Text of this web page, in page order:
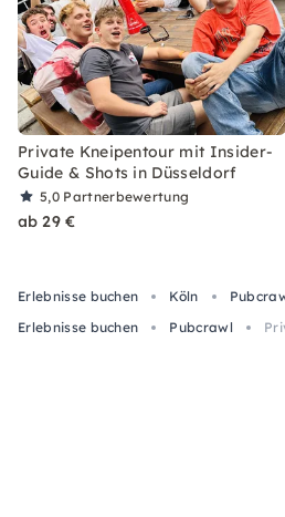
Private Kneipentour mit Insider-
Guide & Shots in Düsseldorf
5,0 Partnerbewertung
ab 29 €
Erlebnisse buchen Köln
Erlebnisse buchen
Pubcrawl